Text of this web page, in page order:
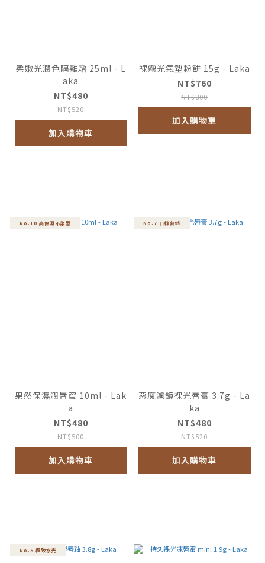
柔嫩光潤色隔離霜 25ml - L
aka
NT$480
NT$520
加入購物車
裸霧光氣墊粉餅 15g - Laka
NT$760
NT$800
加入購物車
No.10 高保濕不染唇
果然保濕潤唇蜜 10ml - Lak
a
NT$480
NT$500
加入購物車
No.7 日韓熱銷
惡魔濾鏡裸光唇膏 3.7g - La
ka
NT$480
NT$520
加入購物車
No.5 極致水光